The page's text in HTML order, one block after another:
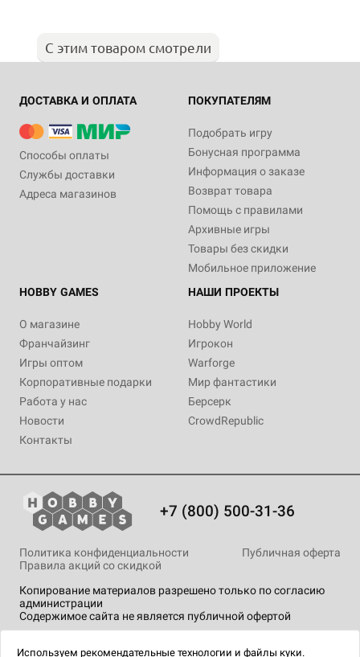
С этим товаром смотрели
ДОСТАВКА И ОПЛАТА
Способы оплаты
Службы доставки
Адреса магазинов
ПОКУПАТЕЛЯМ
Подобрать игру
Бонусная программа
Информация о заказе
Возврат товара
Помощь с правилами
Архивные игры
Товары без скидки
Мобильное приложение
HOBBY GAMES
О магазине
Франчайзинг
Игры оптом
Корпоративные подарки
Работа у нас
Новости
Контакты
НАШИ ПРОЕКТЫ
Hobby World
Игрокон
Warforge
Мир фантастики
Берсерк
CrowdRepublic
+7 (800) 500-31-36
Копирование материалов разрешено только по согласию
администрации
Содержимое сайта не является публичной офертой
Политика конфиденциальности
Публичная оферта
Правила акций со скидкой
технологии.
Используем рекомендательные технологии и файлы куки.